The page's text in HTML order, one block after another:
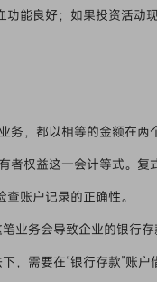
能良好；如果投资活动
务，都以相等的金额在
者权益这一会计等式。
账户记录的正确性。
业务会导致企业的银行
，需要在“银行存款”账